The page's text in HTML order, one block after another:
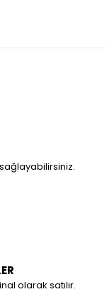
olarak satılır.